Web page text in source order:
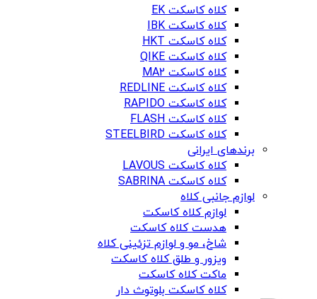
کلاه کاسکت EK
کلاه کاسکت IBK
کلاه کاسکت HKT
کلاه کاسکت QIKE
کلاه کاسکت MA2
کلاه کاسکت REDLINE
کلاه کاسکت RAPIDO
کلاه کاسکت FLASH
کلاه کاسکت STEELBIRD
برندهای ایرانی
کلاه کاسکت LAVOUS
کلاه کاسکت SABRINA
لوازم جانبی کلاه
لوازم کلاه کاسکت
هدست کلاه کاسکت
شاخ، مو و لوازم تزئینی کلاه
ویزور و طلق کلاه کاسکت
ماکت کلاه کاسکت
کلاه کاسکت بلوتوث دار